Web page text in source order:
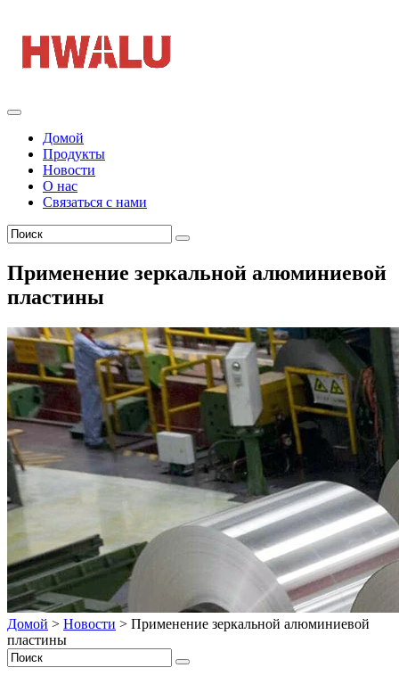
Домой
Продукты
Новости
О нас
Связаться с нами
Применение зеркальной алюминиевой
пластины
Домой > Новости > Применение зеркальной алюминиевой
пластины